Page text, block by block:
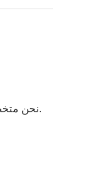
نحن متخصصون في الذهب الخالص (10 قيراط، 14 قيراط، 18 قيراط، البلاتين)، والمجوهرات الفاخرة من الفضة الإسترليني عيار 925، والماس المزروع في المختبر، والمويسانيت، والزمرد الصناعي، إلخ.